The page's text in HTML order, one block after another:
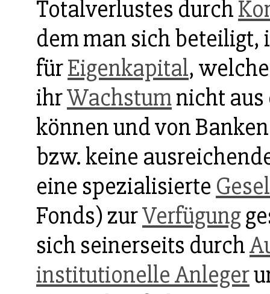
Totalverlustes durch
dem man sich
fürEigenkapital,
ihrWachstumnicht
können und von
bzw. keine
eine spezialisierte
Fonds) zurVerfügung
sich seinerseits durch
institutionelle Anleger